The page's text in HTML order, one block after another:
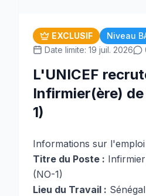
EXCLUSIF Niveau
Date limite: 19 juil. 2026
L'UNICEF
Infirmier(ère)
1)
Informations sur l'emploi
Titre du Poste :
(NO-1)
Lieu du Travail : Sénégal